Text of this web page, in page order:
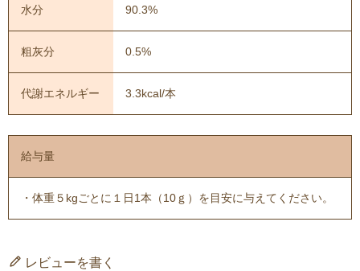
水分 90.3%
粗灰分 0.5%
代謝エネルギー 3.3kcal/本
給与量
・体重５kgごとに１日1本（10ｇ）を目安に与えてください。
レビューを書く